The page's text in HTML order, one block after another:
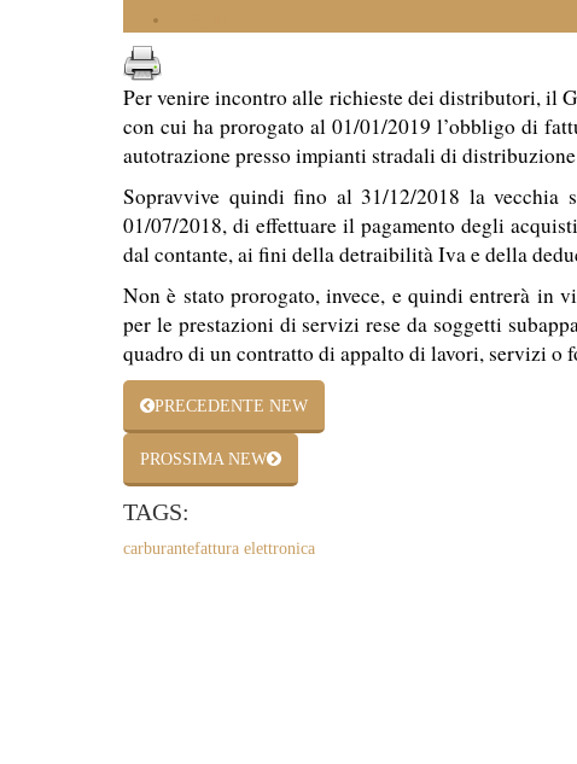
Per venire incontro alle richieste dei distributori, il
con cui ha prorogato al 01/01/2019 l’obbligo di
autotrazione presso impianti stradali di
Sopravvive quindi fino al 31/12/2018 la vecchia
01/07/2018, di effettuare il pagamento degli
dal contante, ai fini della detraibilità Iva e della
Non è stato prorogato, invece, e quindi entrerà in
per le prestazioni di servizi rese da soggetti
quadro di un contratto di appalto di lavori, servizi o
PRECEDENTE NEW
PROSSIMA NEW
TAGS:
carburantefattura elettronica